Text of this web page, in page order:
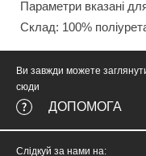
Параметри вказані
Склад: 100%
Ви завжди можете
сюди
ДОПОМОГА
Слідкуй за нами на: